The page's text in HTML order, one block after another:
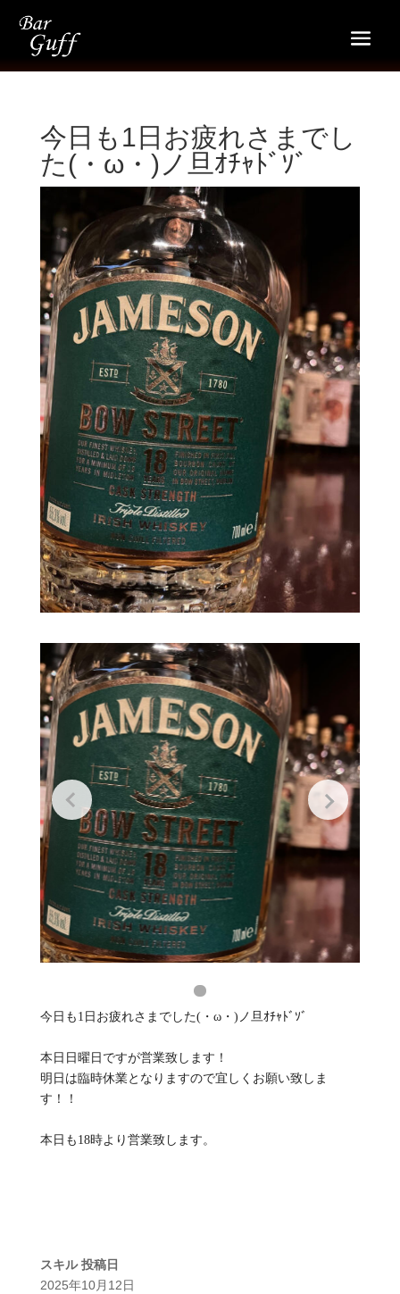
今日も1日お疲れさまでし
た(・ω・)ノ旦ｵﾁｬﾄﾞｿﾞ
今日も1日お疲れさまでした(・ω・)ノ旦ｵﾁｬﾄﾞｿﾞ
本日日曜日ですが営業致します！
明日は臨時休業となりますので宜しくお願い致しま
す！！
本日も18時より営業致します。
スキル 投稿日
2025年10月12日